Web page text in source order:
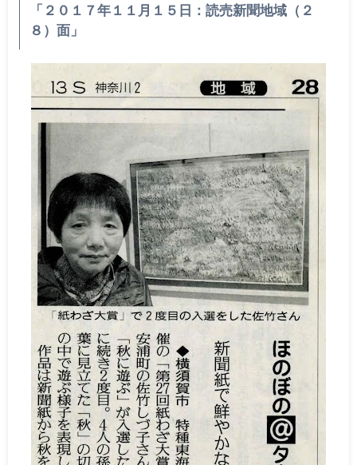
「２０１７年１１月１５日：読売新聞地域（２
８）面」